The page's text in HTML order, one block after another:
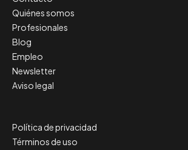
Quiénes somos
Profesionales
Blog
Empleo
Newsletter
Aviso legal
Política de privacidad
Términos de uso